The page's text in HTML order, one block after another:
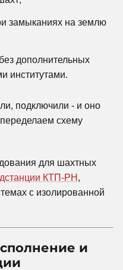
замыканиях на землю
дополнительных
институтами.
подключили - и оно
схему
для шахтных
КТП-РН ,
с изолированной
и